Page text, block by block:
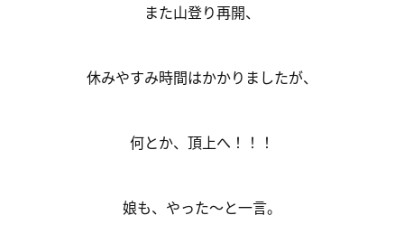
また山登り再開、
休みやすみ時間はかかりましたが、
何とか、頂上へ！！！
娘も、やった～と一言。